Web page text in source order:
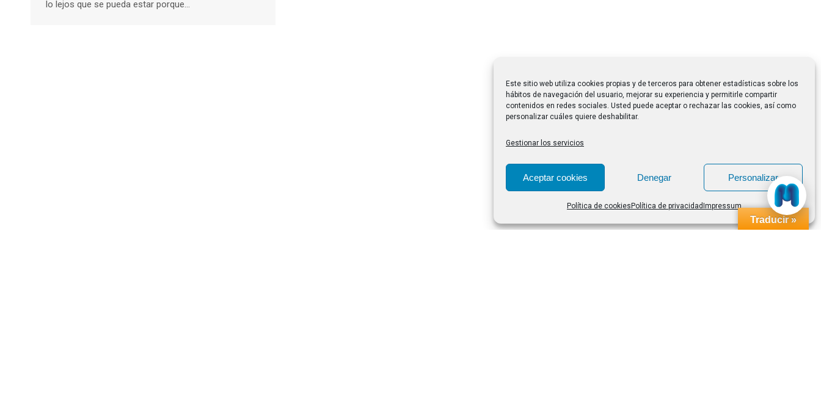
Este sitio web utiliza cookies propias y de terceros para obtener estadísticas sobre los
hábitos de navegación del usuario, mejorar su experiencia y permitirle compartir
contenidos en redes sociales. Usted puede aceptar o rechazar las cookies, así como
personalizar cuáles quiere deshabilitar.
Gestionar los servicios
Aceptar cookies Denegar Personalizar
Política de cookies Política de privacidad Impressum
lo lejos que se pueda estar porque…
Traducir »